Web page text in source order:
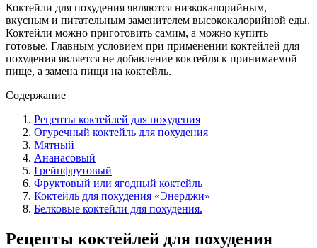
Коктейли для похудения являются низкокалорийным,
вкусным и питательным заменителем высококалорийной еды.
Коктейли можно приготовить самим, а можно купить
готовые. Главным условием при применении коктейлей для
похудения является не добавление коктейля к принимаемой
пище, а замена пищи на коктейль.
Содержание
Рецепты коктейлей для похудения
Огуречный коктейль для похудения
Мятный
Ананасовый
Грейпфрутовый
Фруктовый или ягодный коктейль
Коктейль для похудения «Энерджи»
Белковые коктейли для похудения.
Рецепты коктейлей для похудения